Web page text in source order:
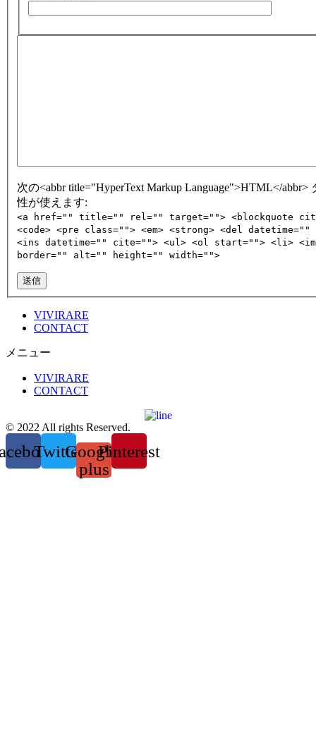
次の<abbr title="HyperText Markup Language">HTML</abbr>
性が使えます:
<a href="" title="" rel="" target=""> <blockquote
<code> <pre class=""> <em> <strong> <del
<ins datetime="" cite=""> <ul> <ol start=""> <li>
border="" alt="" height="" width="">
送信
VIVIRARE
CONTACT
メニュー
VIVIRARE
CONTACT
© 2022 All rights Reserved.
TwitterGoogle-
plus
Pinterest